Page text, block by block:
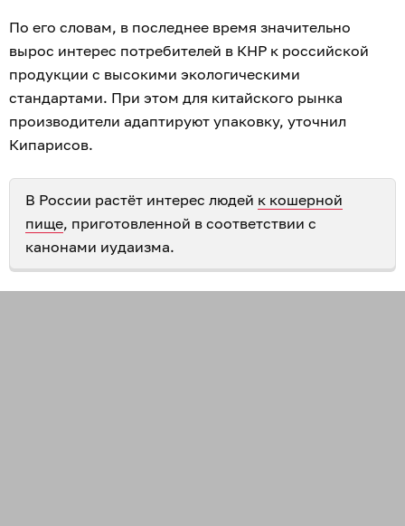
По его словам, в последнее время значительно
вырос интерес потребителей в КНР к российской
продукции с высокими экологическими
стандартами. При этом для китайского рынка
производители адаптируют упаковку, уточнил
Кипарисов.
В России растёт интерес людей к кошерной
пище, приготовленной в соответствии с
канонами иудаизма.